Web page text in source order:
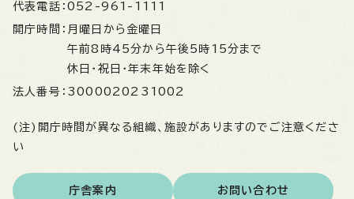
代表電話： 052-961-1111
開庁時間： 月曜日から金曜日
午前8時45分から午後5時15分まで
休日・祝日・年末年始を除く
法人番号： 3000020231002
(注)開庁時間が異なる組織、施設がありますのでご注意くださ
い
庁舎案内 お問い合わせ